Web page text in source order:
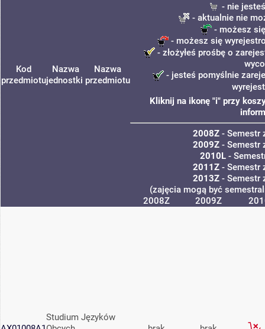
Kod
przedmiotu
Nazwa
jednostki
Nazwa
przedmiotu
- nie
- aktualnie nie
- możesz
- możesz się
- złożyłeś prośbę o
- jesteś pomyślnie
Kliknij na ikonę "i" przy
2008Z - Semestr
2009Z - Semestr
2010L -
2011Z - Semestr
2013Z - Semestr
(zajęcia mogą być
2008Z
2009Z
Studium Języków